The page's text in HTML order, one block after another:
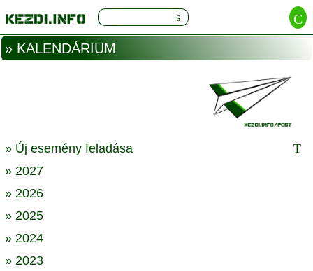
» KALENDÁRIUM
» Új esemény feladása
» 2027
» 2026
» 2025
» 2024
» 2023